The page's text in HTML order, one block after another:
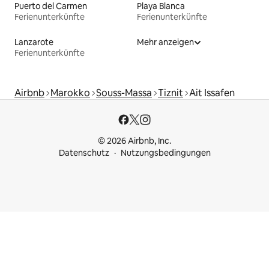
Puerto del Carmen
Ferienunterkünfte
Playa Blanca
Ferienunterkünfte
Lanzarote
Ferienunterkünfte
Mehr anzeigen
Airbnb Marokko Souss-Massa Tiznit Ait Issafen
© 2026 Airbnb, Inc.
Datenschutz
Nutzungsbedingungen